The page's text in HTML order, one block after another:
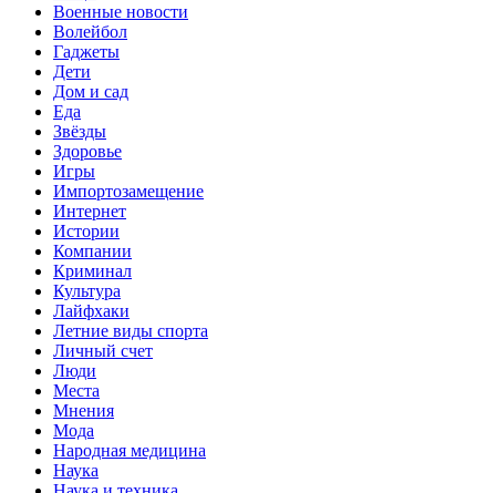
Военные новости
Волейбол
Гаджеты
Дети
Дом и сад
Еда
Звёзды
Здоровье
Игры
Импортозамещение
Интернет
Истории
Компании
Криминал
Культура
Лайфхаки
Летние виды спорта
Личный счет
Люди
Места
Мнения
Мода
Народная медицина
Наука